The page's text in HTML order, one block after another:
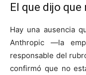
El que dijo que
Hay una ausencia
Anthropic —la
responsable del
confirmó que no